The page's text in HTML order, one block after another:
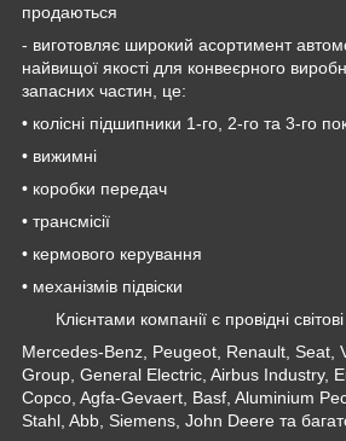
продаються
- виготовляє широкий асортимент
найвищої якості для конвеєрного
запасних частин, це:
• колісні підшипники 1-го, 2-го та 3-го
• вижимні
• коробки передач
• трансмісії
• кермового керування
• механізмів підвіски
Клієнтами компанії є провідні
Mercedes-Benz, Peugeot, Renault, Seat,
Group, General Electric, Airbus Industry,
Copco, Agfa-Gevaert, Basf, Aluminium
Stahl, Abb, Siemens, John Deere та